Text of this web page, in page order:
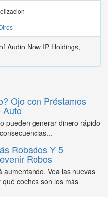
Audio Now IP Holdings,
Ojo con Préstamos
Auto
pueden generar dinero rápido
Robados Y 5
Robos
aumentando. Vea las nuevas
coches son los más